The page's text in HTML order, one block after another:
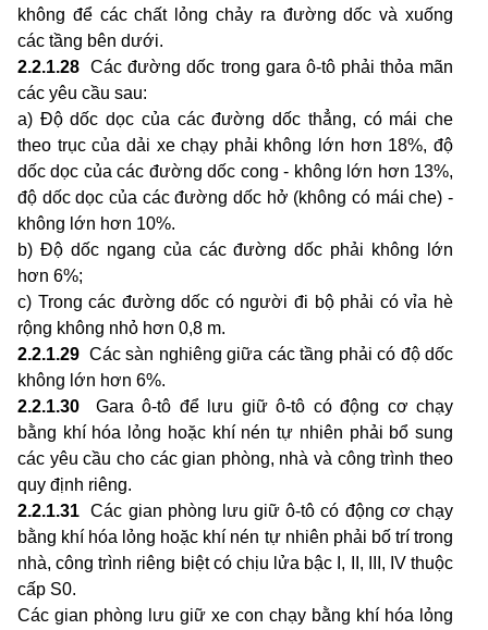
không để các chất lỏng chảy ra đường dốc và xuống
các tầng bên dưới.
2.2.1.28 Các đường dốc trong gara ô-tô phải thỏa mãn
các yêu cầu sau:
a) Độ dốc dọc của các đường dốc thẳng, có mái che
theo trục của dải xe chạy phải không lớn hơn 18%, độ
dốc dọc của các đường dốc cong - không lớn hơn 13%,
độ dốc dọc của các đường dốc hở (không có mái che) -
không lớn hơn 10%.
b) Độ dốc ngang của các đường dốc phải không lớn
hơn 6%;
c) Trong các đường dốc có người đi bộ phải có vỉa hè
rộng không nhỏ hơn 0,8 m.
2.2.1.29 Các sàn nghiêng giữa các tầng phải có độ dốc
không lớn hơn 6%.
2.2.1.30 Gara ô-tô để lưu giữ ô-tô có động cơ chạy
bằng khí hóa lỏng hoặc khí nén tự nhiên phải bổ sung
các yêu cầu cho các gian phòng, nhà và công trình theo
quy định riêng.
2.2.1.31 Các gian phòng lưu giữ ô-tô có động cơ chạy
bằng khí hóa lỏng hoặc khí nén tự nhiên phải bố trí trong
nhà, công trình riêng biệt có chịu lửa bậc I, II, III, IV thuộc
cấp S0.
Các gian phòng lưu giữ xe con chạy bằng khí hóa lỏng